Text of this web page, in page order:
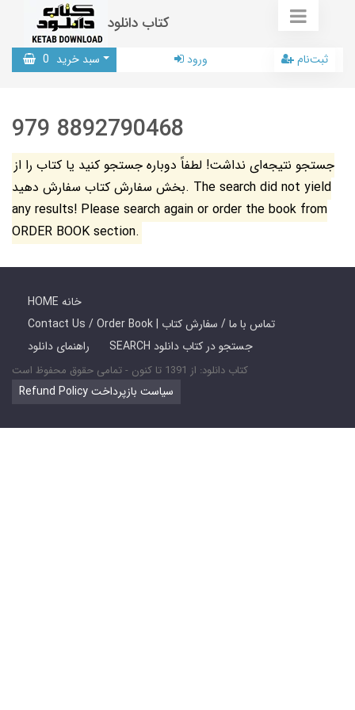
کتاب دانلود
سبد خرید 0 ورود ثبت‌نام
979 8892790468
جستجو نتیجه‌ای نداشت! لطفاً دوباره جستجو کنید یا کتاب را از
بخش سفارش کتاب سفارش دهید. The search did not yield
any results! Please search again or order the book from
ORDER BOOK section.
HOME خانه
Contact Us / Order Book | تماس با ما / سفارش کتاب
راهنمای دانلود
SEARCH جستجو در کتاب دانلود
کتاب دانلود: از 1391 تا کنون - تمامی حقوق محفوظ است
Refund Policy سیاست بازپرداخت